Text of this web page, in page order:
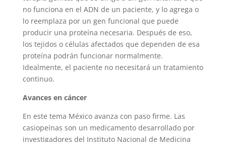
no funciona en el ADN de un paciente, y lo agrega o
lo reemplaza por un gen funcional que puede
producir una proteína necesaria. Después de eso,
los tejidos o células afectados que dependen de esa
proteína podrán funcionar normalmente.
Idealmente, el paciente no necesitará un tratamiento
continuo.
Avances en cáncer
En este tema México avanza con paso firme. Las
casiopeínas son un medicamento desarrollado por
investigadores del Instituto Nacional de Medicina